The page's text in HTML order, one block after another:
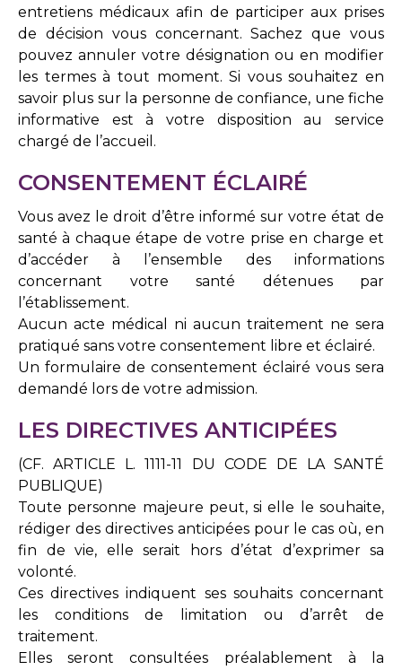
entretiens médicaux afin de participer aux prises
de décision vous concernant. Sachez que vous
pouvez annuler votre désignation ou en modifier
les termes à tout moment. Si vous souhaitez en
savoir plus sur la personne de confiance, une fiche
informative est à votre disposition au service
chargé de l’accueil.
CONSENTEMENT ÉCLAIRÉ
Vous avez le droit d’être informé sur votre état de
santé à chaque étape de votre prise en charge et
d’accéder à l’ensemble des informations
concernant votre santé détenues par
l’établissement.
Aucun acte médical ni aucun traitement ne sera
pratiqué sans votre consentement libre et éclairé.
Un formulaire de consentement éclairé vous sera
demandé lors de votre admission.
LES DIRECTIVES ANTICIPÉES
(CF. ARTICLE L. 1111-11 DU CODE DE LA SANTÉ
PUBLIQUE)
Toute personne majeure peut, si elle le souhaite,
rédiger des directives anticipées pour le cas où, en
fin de vie, elle serait hors d’état d’exprimer sa
volonté.
Ces directives indiquent ses souhaits concernant
les conditions de limitation ou d’arrêt de
traitement.
Elles seront consultées préalablement à la